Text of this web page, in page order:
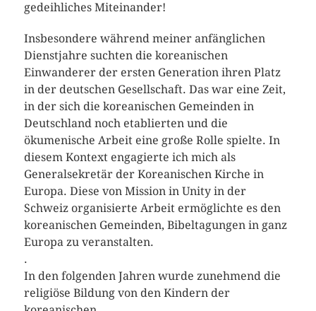
gedeihliches Miteinander!
Insbesondere während meiner anfänglichen
Dienstjahre suchten die koreanischen
Einwanderer der ersten Generation ihren Platz
in der deutschen Gesellschaft. Das war eine Zeit,
in der sich die koreanischen Gemeinden in
Deutschland noch etablierten und die
ökumenische Arbeit eine große Rolle spielte. In
diesem Kontext engagierte ich mich als
Generalsekretär der Koreanischen Kirche in
Europa. Diese von Mission in Unity in der
Schweiz organisierte Arbeit ermöglichte es den
koreanischen Gemeinden, Bibeltagungen in ganz
Europa zu veranstalten.
.
In den folgenden Jahren wurde zunehmend die
religiöse Bildung von den Kindern der